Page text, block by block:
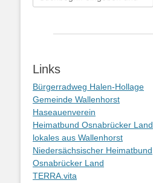
nach:
Links
Bürgerradweg Halen-Hollage
Gemeinde Wallenhorst
Haseauenverein
Heimatbund Osnabrücker Land
lokales aus Wallenhorst
Niedersächsischer Heimatbund
Osnabrücker Land
TERRA.vita